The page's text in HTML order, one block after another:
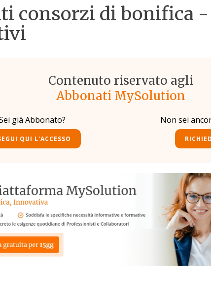
consorzi di bonifica
Contenuto riservato agli
Abbonati MySolution
già Abbonato?
QUI L'ACCESSO
Non sei